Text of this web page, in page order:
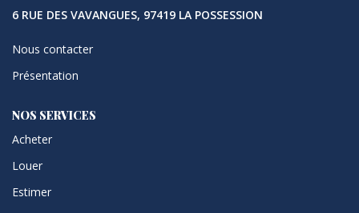
6 RUE DES VAVANGUES, 97419 LA POSSESSION
Nous contacter
Présentation
NOS SERVICES
Acheter
Louer
Estimer